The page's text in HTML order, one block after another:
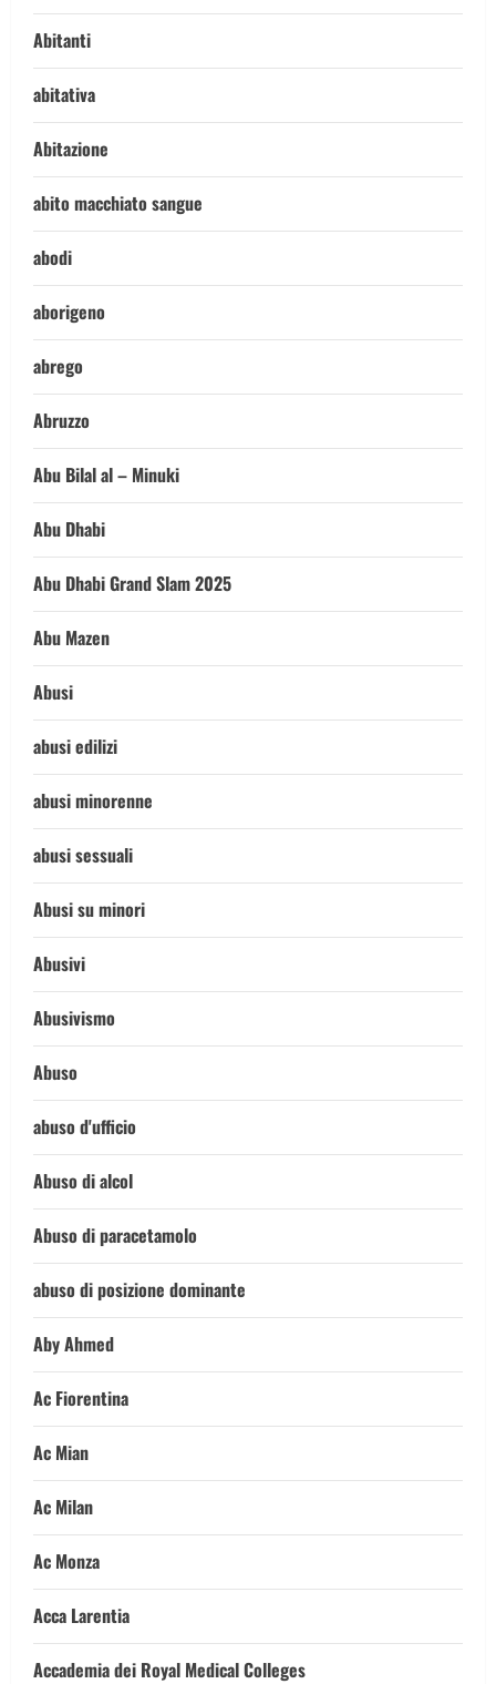
Abitanti
abitativa
Abitazione
abito macchiato sangue
abodi
aborigeno
abrego
Abruzzo
Abu Bilal al – Minuki
Abu Dhabi
Abu Dhabi Grand Slam 2025
Abu Mazen
Abusi
abusi edilizi
abusi minorenne
abusi sessuali
Abusi su minori
Abusivi
Abusivismo
Abuso
abuso d'ufficio
Abuso di alcol
Abuso di paracetamolo
abuso di posizione dominante
Aby Ahmed
Ac Fiorentina
Ac Mian
Ac Milan
Ac Monza
Acca Larentia
Accademia dei Royal Medical Colleges